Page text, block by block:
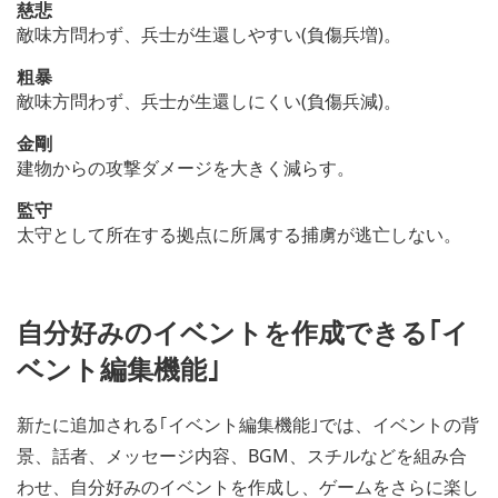
慈悲
敵味方問わず、兵士が生還しやすい(負傷兵増)。
粗暴
敵味方問わず、兵士が生還しにくい(負傷兵減)。
金剛
建物からの攻撃ダメージを大きく減らす。
監守
太守として所在する拠点に所属する捕虜が逃亡しない。
自分好みのイベントを作成できる｢イ
ベント編集機能｣
新たに追加される｢イベント編集機能｣では、イベントの背
景、話者、メッセージ内容、BGM、スチルなどを組み合
わせ、自分好みのイベントを作成し、ゲームをさらに楽し